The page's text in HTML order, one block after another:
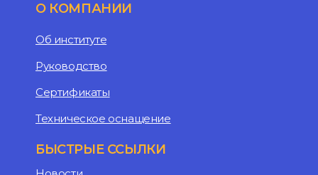
О КОМПАНИИ
Об институте
Руководство
Сертификаты
Техническое оснащение
БЫСТРЫЕ ССЫЛКИ